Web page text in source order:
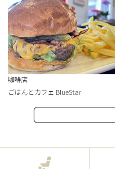
咖啡店
ごはんとカフェ BlueStar